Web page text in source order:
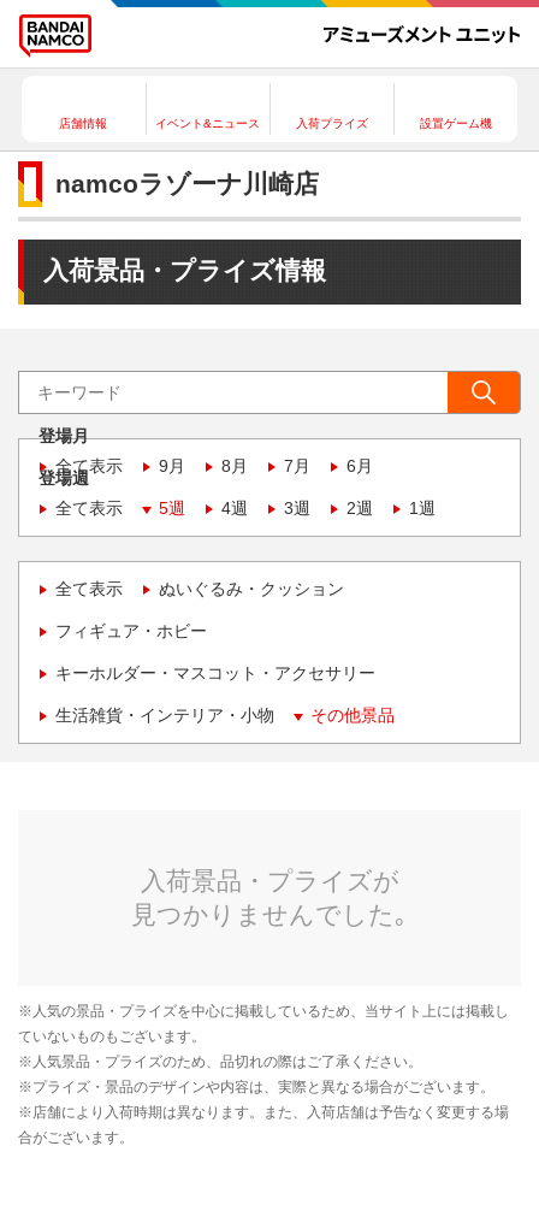
店舗情報 イベント&ニュース 入荷プライズ 設置ゲーム機
namcoラゾーナ川崎店
入荷景品・プライズ情報
登場月
全て表示
9月 8月 7月 6月
登場週
全て表示
5週 4週 3週 2週 1週
全て表示 ぬいぐるみ・クッション
フィギュア・ホビー
キーホルダー・マスコット・アクセサリー
生活雑貨・インテリア・小物 その他景品